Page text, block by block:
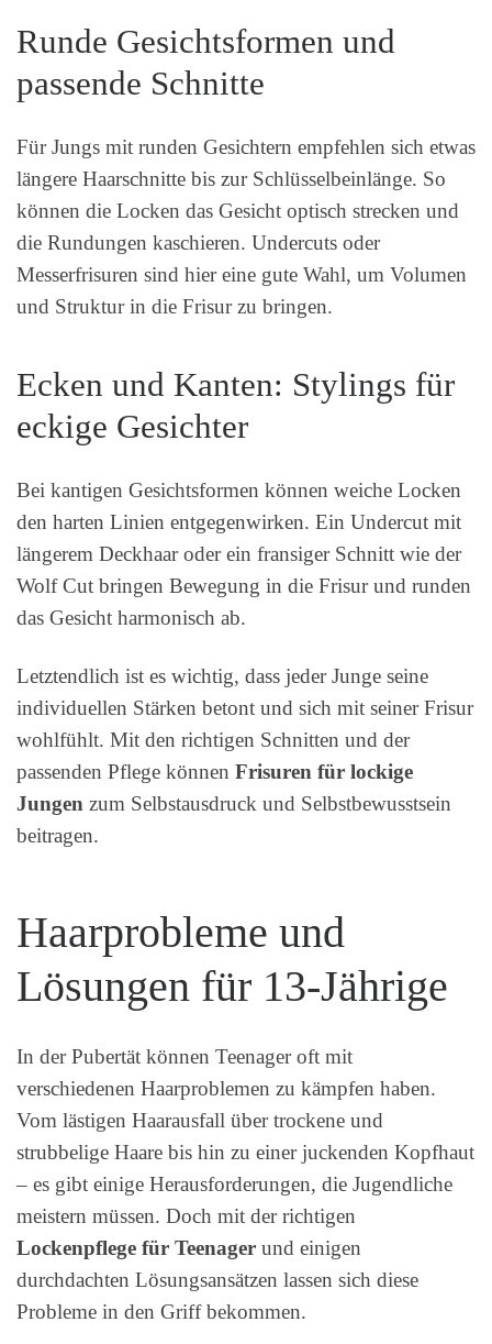
Runde Gesichtsformen und
passende Schnitte
Für Jungs mit runden Gesichtern empfehlen sich etwas
längere Haarschnitte bis zur Schlüsselbeinlänge. So
können die Locken das Gesicht optisch strecken und
die Rundungen kaschieren. Undercuts oder
Messerfrisuren sind hier eine gute Wahl, um Volumen
und Struktur in die Frisur zu bringen.
Ecken und Kanten: Stylings für
eckige Gesichter
Bei kantigen Gesichtsformen können weiche Locken
den harten Linien entgegenwirken. Ein Undercut mit
längerem Deckhaar oder ein fransiger Schnitt wie der
Wolf Cut bringen Bewegung in die Frisur und runden
das Gesicht harmonisch ab.
Letztendlich ist es wichtig, dass jeder Junge seine
individuellen Stärken betont und sich mit seiner Frisur
wohlfühlt. Mit den richtigen Schnitten und der
passenden Pflege können Frisuren für lockige
Jungen zum Selbstausdruck und Selbstbewusstsein
beitragen.
Haarprobleme und
Lösungen für 13-Jährige
In der Pubertät können Teenager oft mit
verschiedenen Haarproblemen zu kämpfen haben.
Vom lästigen Haarausfall über trockene und
strubbelige Haare bis hin zu einer juckenden Kopfhaut
– es gibt einige Herausforderungen, die Jugendliche
meistern müssen. Doch mit der richtigen
Lockenpflege für Teenager und einigen
durchdachten Lösungsansätzen lassen sich diese
Probleme in den Griff bekommen.